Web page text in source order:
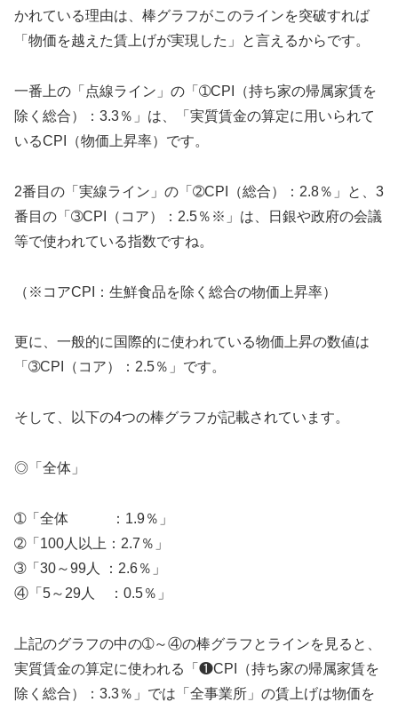
かれている理由は、棒グラフがこのラインを突破すれば
「物価を越えた賃上げが実現した」と言えるからです。
一番上の「点線ライン」の「➀CPI（持ち家の帰属家賃を
除く総合）：3.3％」は、「実質賃金の算定に用いられて
いるCPI（物価上昇率）です。
2番目の「実線ライン」の「➁CPI（総合）：2.8％」と、3
番目の「➂CPI（コア）：2.5％※」は、日銀や政府の会議
等で使われている指数ですね。
（※コアCPI：生鮮食品を除く総合の物価上昇率）
更に、一般的に国際的に使われている物価上昇の数値は
「➂CPI（コア）：2.5％」です。
そして、以下の4つの棒グラフが記載されています。
◎「全体」
➀「全体 ：1.9％」
➁「100人以上：2.7％」
➂「30～99人 ：2.6％」
④「5～29人 ：0.5％」
上記のグラフの中の➀～④の棒グラフとラインを見ると、
実質賃金の算定に使われる「❶CPI（持ち家の帰属家賃を
除く総合）：3.3％」では「全事業所」の賃上げは物価を